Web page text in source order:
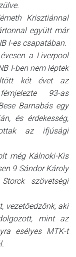
Krisztiánnal
együtt már
I-es csapatában.
a Liverpool
I-ben nem léptek
két évet az
93-as
Barnabás egy
és érdekesség,
az ifjúsági
még Kálnoki-Kis
9 Sándor Károly
szövetségi
vezetőedzőnk, aki
mint az
esélyes MTK-t